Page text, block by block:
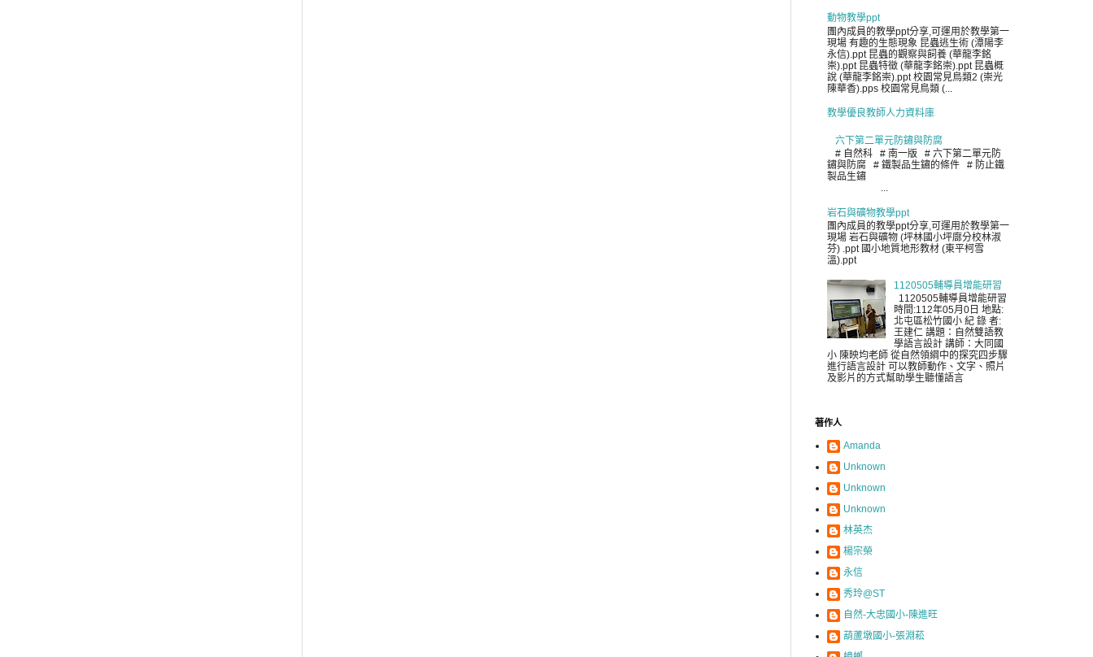
動物教學ppt
團內成員的教學ppt分享,可運用於教學第一
現場 有趣的生態現象 昆蟲逃生術 (潭陽李
永信).ppt 昆蟲的觀察與飼養 (華龍李銘
崇).ppt 昆蟲特徵 (華龍李銘崇).ppt 昆蟲概
說 (華龍李銘崇).ppt 校園常見鳥類2 (崇光
陳華香).pps 校園常見鳥類 (...
教學優良教師人力資料庫
六下第二單元防鏽與防腐
# 自然科 # 南一版 # 六下第二單元防
鏽與防腐 # 鐵製品生鏽的條件 # 防止鐵
製品生鏽
...
岩石與礦物教學ppt
團內成員的教學ppt分享,可運用於教學第一
現場 岩石與礦物 (坪林國小坪廍分校林淑
芬) .ppt 國小地質地形教材 (東平柯雪
溫).ppt
1120505輔導員增能研習
1120505輔導員增能研習
時間:112年05月0日 地點:
北屯區松竹國小 紀 錄 者:
王建仁 講題：自然雙語教
學語言設計 講師：大同國
小 陳映均老師 從自然領綱中的探究四步驟
進行語言設計 可以教師動作、文字、照片
及影片的方式幫助學生聽懂語言
著作人
Amanda
Unknown
Unknown
Unknown
林英杰
楊宗榮
永信
秀玲@ST
自然-大忠國小-陳進旺
葫蘆墩國小-張淵菘